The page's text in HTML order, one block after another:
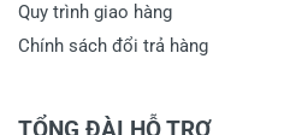
Quy trình giao hàng
Chính sách đổi trả hàng